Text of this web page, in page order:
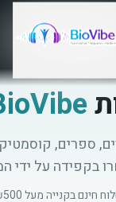
ספרים,
בקפידה על ידי